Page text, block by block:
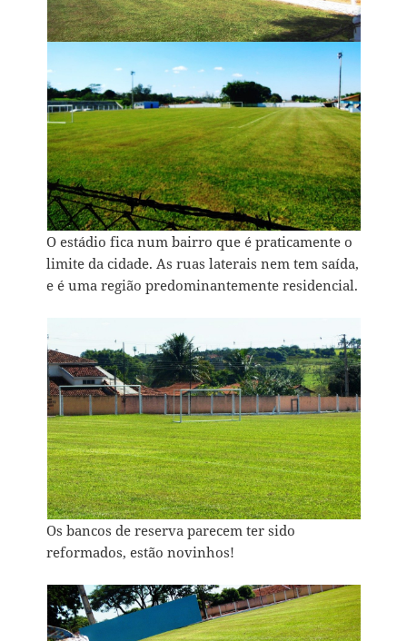
O estádio fica num bairro que é praticamente o
limite da cidade. As ruas laterais nem tem saída,
e é uma região predominantemente residencial.
Os bancos de reserva parecem ter sido
reformados, estão novinhos!